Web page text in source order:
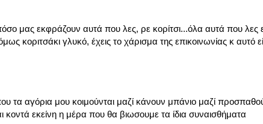
μας εκφράζουν αυτά που λες, ρε κορίτσι...όλα αυτά που λες
κοριτσάκι γλυκό, έχεις το χάρισμα της επικοινωνίας κ αυτό
τα αγόρια μου κοιμούνται μαζί κάνουν μπάνιο μαζί
εκείνη η μέρα που θα βιωσουμε τα ίδια συναισθήματα